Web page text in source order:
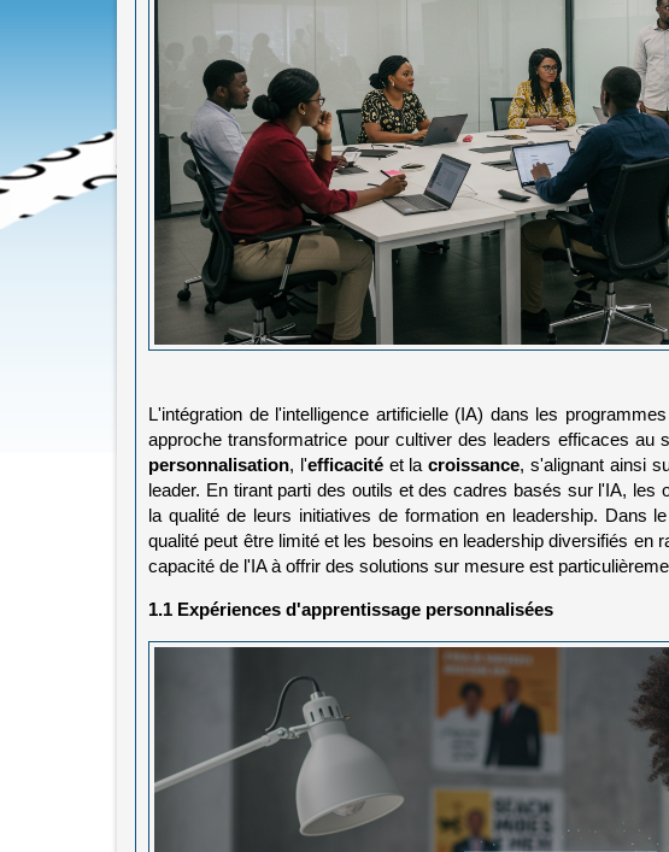
L'intégration de l'intelligence artificielle (IA) dans les
approche transformatrice pour cultiver des leaders efficaces au
personnalisation, l'efficacitéet lacroissance, s'alignant ainsi
leader. En tirant parti des outils et des cadres basés sur l'IA, les
la qualité de leurs initiatives de formation en leadership. Dans
qualité peut être limité et les besoins en leadership diversifiés en
capacité de l'IA à offrir des solutions sur mesure est
1.1 Expériences d'apprentissage personnalisées